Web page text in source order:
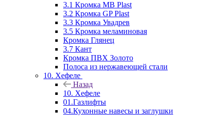
3.1 Кромка MB Plast
3.2 Кромка GP Plast
3.3 Кромка Увадрев
3.5 Кромка меламиновая
Кромка Глянец
3.7 Кант
Кромка ПВХ Золото
Полоса из нержавеющей стали
10. Хефеле
Назад
10. Хефеле
01.Газлифты
04.Кухонные навесы и заглушки